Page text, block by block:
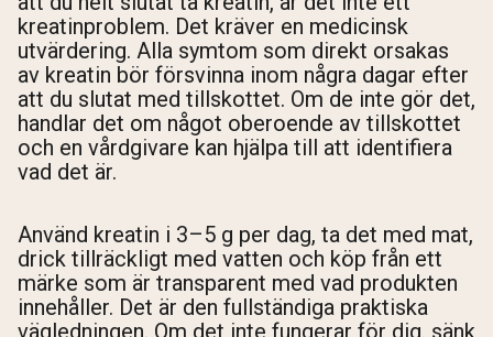
kreatinproblem. Det kräver en medicinsk
utvärdering. Alla symtom som direkt orsakas
av kreatin bör försvinna inom några dagar efter
att du slutat med tillskottet. Om de inte gör det,
handlar det om något oberoende av tillskottet
och en vårdgivare kan hjälpa till att identifiera
vad det är.
Använd kreatin i 3–5 g per dag, ta det med mat,
drick tillräckligt med vatten och köp från ett
märke som är transparent med vad produkten
innehåller. Det är den fullständiga praktiska